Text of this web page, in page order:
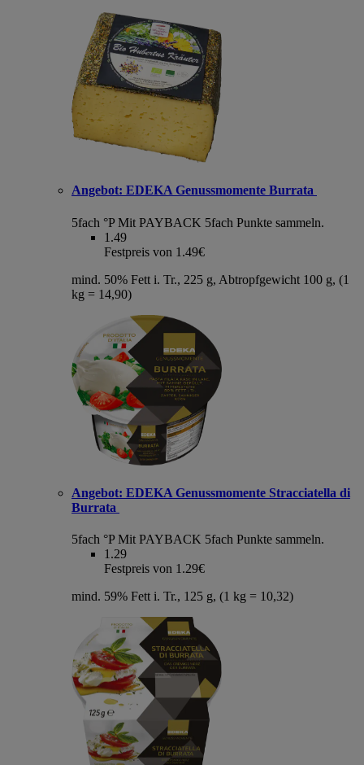
Angebot: EDEKA Genussmomente Burrata
5fach °P Mit PAYBACK 5fach Punkte sammeln.
1.49
Festpreis von 1.49€
mind. 50% Fett i. Tr., 225 g, Abtropfgewicht 100 g, (1
kg = 14,90)
Angebot: EDEKA Genussmomente Stracciatella di
Burrata
5fach °P Mit PAYBACK 5fach Punkte sammeln.
1.29
Festpreis von 1.29€
mind. 59% Fett i. Tr., 125 g, (1 kg = 10,32)